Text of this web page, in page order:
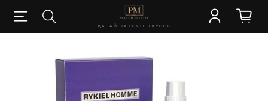
ДАВАЙ ПАХНУТЬ ВКУСНО